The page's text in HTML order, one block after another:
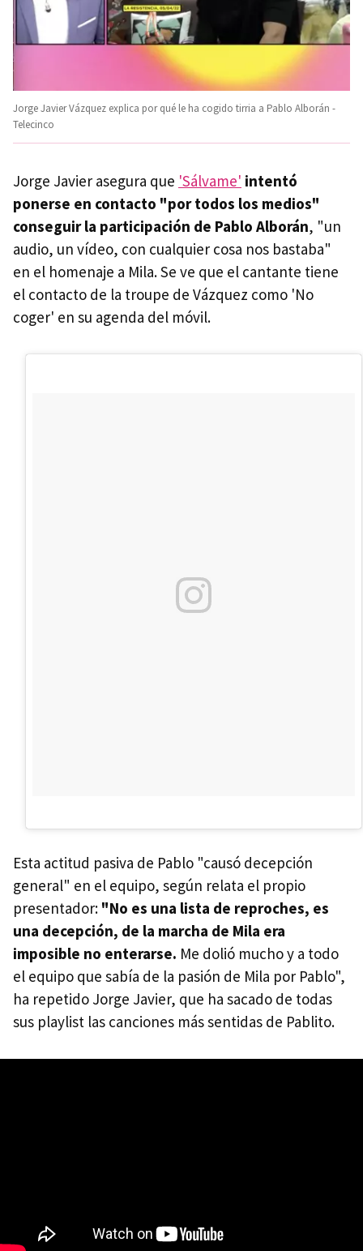
Jorge Javier Vázquez explica por qué le ha cogido tirria a Pablo Alborán -
Telecinco
Jorge Javier asegura que 'Sálvame' intentó
ponerse en contacto "por todos los medios"
conseguir la participación de Pablo Alborán, "un
audio, un vídeo, con cualquier cosa nos bastaba"
en el homenaje a Mila. Se ve que el cantante tiene
el contacto de la troupe de Vázquez como 'No
coger' en su agenda del móvil.
Esta actitud pasiva de Pablo "causó decepción
general" en el equipo, según relata el propio
presentador: "No es una lista de reproches, es
una decepción, de la marcha de Mila era
imposible no enterarse. Me dolió mucho y a todo
el equipo que sabía de la pasión de Mila por Pablo",
ha repetido Jorge Javier, que ha sacado de todas
sus playlist las canciones más sentidas de Pablito.